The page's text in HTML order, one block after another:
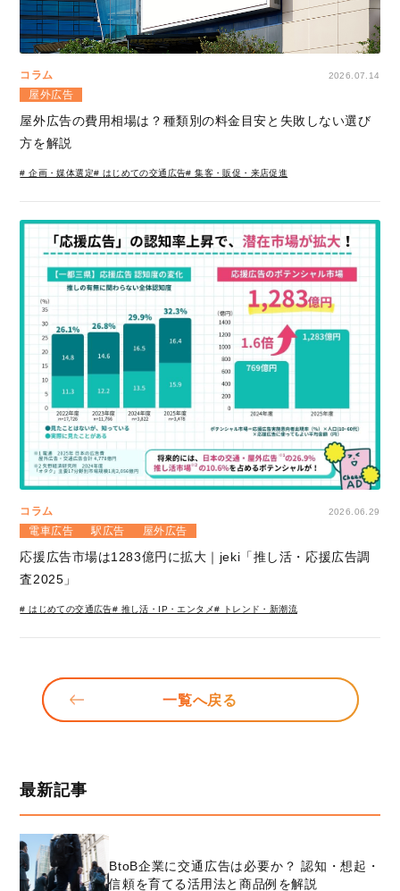
コラム 2026.07.14
屋外広告
屋外広告の費用相場は？種類別の料金目安と失敗しない選び
方を解説
# 企画・媒体選定# はじめての交通広告# 集客・販促・来店促進
コラム 2026.06.29
電車広告 駅広告 屋外広告
応援広告市場は1283億円に拡大｜jeki「推し活・応援広告調
査2025」
# はじめての交通広告# 推し活・IP・エンタメ# トレンド・新潮流
一覧へ戻る
最新記事
BtoB企業に交通広告は必要か？ 認知・想起・
信頼を育てる活用法と商品例を解説